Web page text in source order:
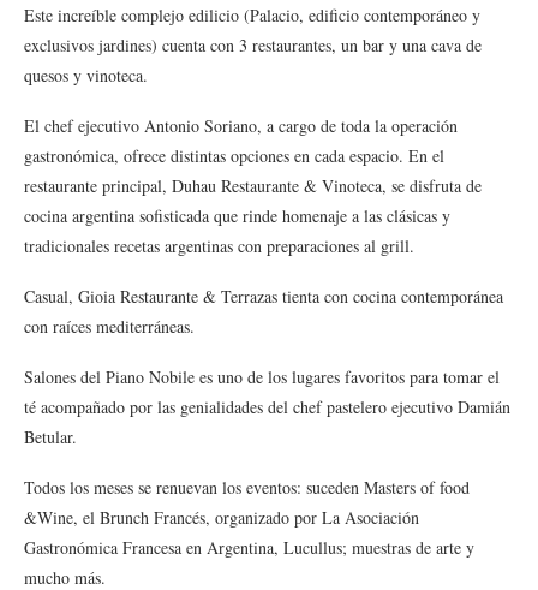
Este increíble complejo edilicio (Palacio, edificio contemporáneo y
exclusivos jardines) cuenta con 3 restaurantes, un bar y una cava de
quesos y vinoteca.
El chef ejecutivo Antonio Soriano, a cargo de toda la operación
gastronómica, ofrece distintas opciones en cada espacio. En el
restaurante principal, Duhau Restaurante & Vinoteca, se disfruta de
cocina argentina sofisticada que rinde homenaje a las clásicas y
tradicionales recetas argentinas con preparaciones al grill.
Casual, Gioia Restaurante & Terrazas tienta con cocina contemporánea
con raíces mediterráneas.
Salones del Piano Nobile es uno de los lugares favoritos para tomar el
té acompañado por las genialidades del chef pastelero ejecutivo Damián
Betular.
Todos los meses se renuevan los eventos: suceden Masters of food
&Wine, el Brunch Francés, organizado por La Asociación
Gastronómica Francesa en Argentina, Lucullus; muestras de arte y
mucho más.